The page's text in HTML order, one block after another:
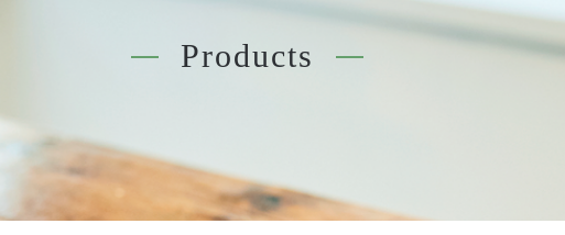
Products